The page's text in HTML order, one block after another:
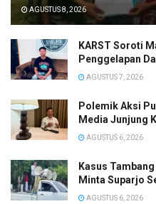
AGUSTUS 8, 2026
KARST Soroti
Penggelapan
AGUSTUS 7, 2026
Polemik Aksi
Media Junjung
AGUSTUS 6, 2026
Kasus
Minta Suparjo
AGUSTUS 6, 2026